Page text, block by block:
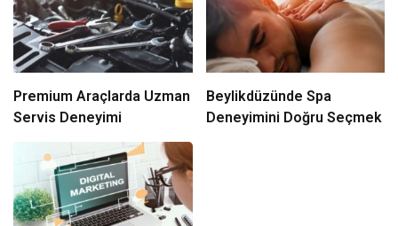
Premium Araçlarda Uzman
Servis Deneyimi
Beylikdüzünde Spa
Deneyimini Doğru Seçmek